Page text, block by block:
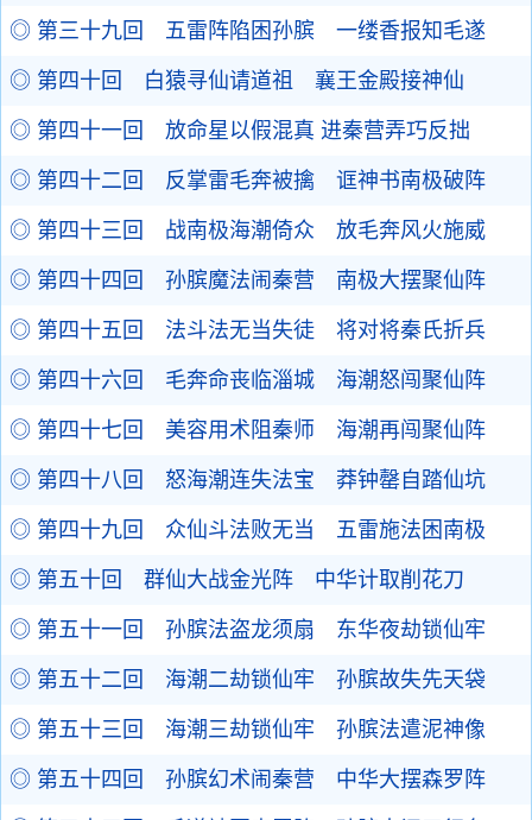
◎ 第三十九回 五雷阵陷困孙膑 一缕香报知毛遂
◎ 第四十回 白猿寻仙请道祖 襄王金殿接神仙
◎ 第四十一回 放命星以假混真 进秦营弄巧反拙
◎ 第四十二回 反掌雷毛奔被擒 诓神书南极破阵
◎ 第四十三回 战南极海潮倚众 放毛奔风火施威
◎ 第四十四回 孙膑魔法闹秦营 南极大摆聚仙阵
◎ 第四十五回 法斗法无当失徒 将对将秦氏折兵
◎ 第四十六回 毛奔命丧临淄城 海潮怒闯聚仙阵
◎ 第四十七回 美容用术阻秦师 海潮再闯聚仙阵
◎ 第四十八回 怒海潮连失法宝 莽钟罄自踏仙坑
◎ 第四十九回 众仙斗法败无当 五雷施法困南极
◎ 第五十回 群仙大战金光阵 中华计取削花刀
◎ 第五十一回 孙膑法盗龙须扇 东华夜劫锁仙牢
◎ 第五十二回 海潮二劫锁仙牢 孙膑故失先天袋
◎ 第五十三回 海潮三劫锁仙牢 孙膑法遣泥神像
◎ 第五十四回 孙膑幻术闹秦营 中华大摆森罗阵